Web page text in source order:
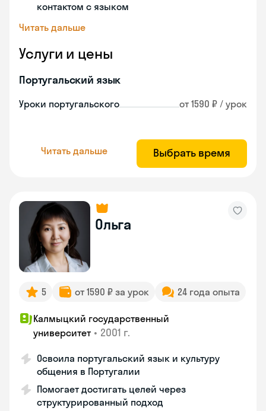
контактом с языком
Читать дальше
Услуги и цены
Португальский язык
Уроки португальского от 1590 ₽ / урок
Читать дальше Выбрать время
Ольга
5 от 1590 ₽ за урок 24 года опыта
Калмыцкий государственный
университет • 2001 г.
Освоила португальский язык и культуру
общения в Португалии
Помогает достигать целей через
структурированный подход